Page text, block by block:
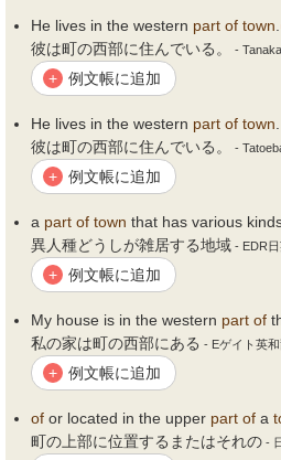
He lives in the western part of town
彼は町の西部に住んでいる。
-
+ 例文帳に追加
He lives in the western part of town
彼は町の西部に住んでいる。
-
+ 例文帳に追加
a part of town that has various
異人種どうしが雑居する地域 - EDR
+ 例文帳に追加
My house is in the western part of
私の家は町の西部にある - Eゲイト英
+ 例文帳に追加
of or located in the upper part of a
町の上部に位置するまたはそれの -